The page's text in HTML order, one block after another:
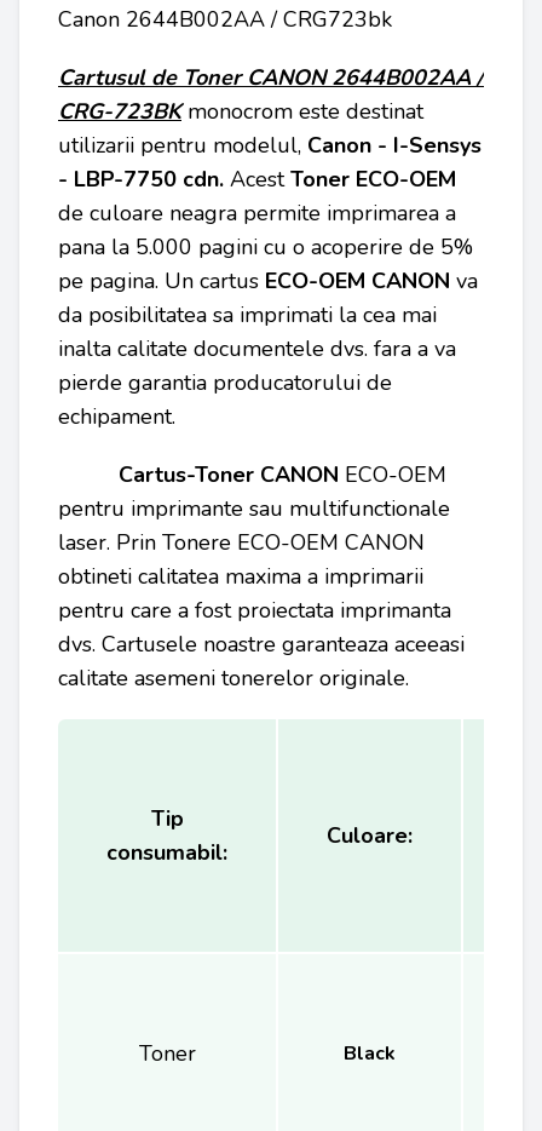
Canon 2644B002AA / CRG723bk
Cartusul de Toner CANON2644B002AA /
CRG-723BKmonocrom este destinat
utilizarii pentru modelul, Canon - I-Sensys
- LBP-7750 cdn. AcestToner ECO-OEM
de culoare neagra permite imprimarea a
pana la 5.000 pagini cu o acoperire de 5%
pe pagina. Un cartus ECO-OEM CANON va
da posibilitatea sa imprimati la cea mai
inalta calitate documentele dvs. fara a va
pierde garantia producatorului de
echipament.
Cartus-Toner CANON ECO-OEM
pentru imprimante sau multifunctionale
laser. Prin Tonere ECO-OEM CANON
obtineti calitatea maxima a imprimarii
pentru care a fost proiectata imprimanta
dvs. Cartusele noastre garanteaza aceeasi
calitate asemeni tonerelor originale.
Tip
consumabil:
Culoare:
Toner Black